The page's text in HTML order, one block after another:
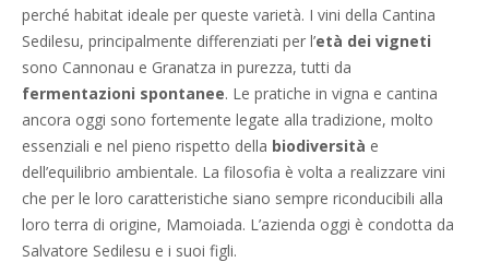
perché habitat ideale per queste varietà. I vini della Cantina
Sedilesu, principalmente differenziati per l’età dei vigneti
sono Cannonau e Granatza in purezza, tutti da
fermentazioni spontanee. Le pratiche in vigna e cantina
ancora oggi sono fortemente legate alla tradizione, molto
essenziali e nel pieno rispetto della biodiversità e
dell’equilibrio ambientale. La filosofia è volta a realizzare vini
che per le loro caratteristiche siano sempre riconducibili alla
loro terra di origine, Mamoiada. L’azienda oggi è condotta da
Salvatore Sedilesu e i suoi figli.